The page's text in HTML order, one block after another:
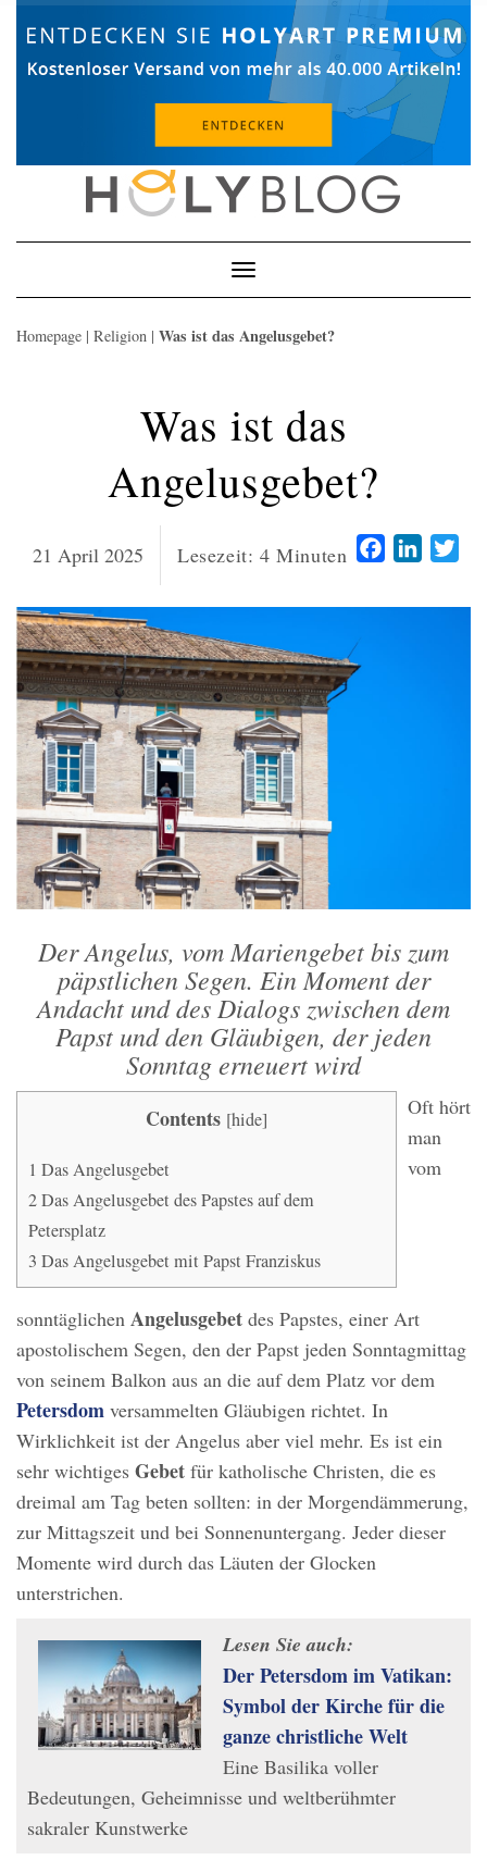
Toggle
Navigation
Homepage | Religion | Was ist das Angelusgebet?
Was ist das
Angelusgebet?
21 April 2025 Lesezeit: 4 Minuten Facebook
Der Angelus, vom Mariengebet bis zum
päpstlichen Segen. Ein Moment der
Andacht und des Dialogs zwischen dem
Papst und den Gläubigen, der jeden
Sonntag erneuert wird
Contents [hide]
1 Das Angelusgebet
2Das Angelusgebet des Papstes auf dem
Petersplatz
3 Das Angelusgebet mit Papst Franziskus
Oft hört
man
vom
sonntäglichen Angelusgebet des Papstes, einer Art
apostolischem Segen, den der Papst jeden Sonntagmittag
von seinem Balkon aus an die auf dem Platz vor dem
Petersdom versammelten Gläubigen richtet. In
Wirklichkeit ist der Angelus aber viel mehr. Es ist ein
sehr wichtiges Gebet für katholische Christen, die es
dreimal am Tag beten sollten: in der Morgendämmerung,
zur Mittagszeit und bei Sonnenuntergang. Jeder dieser
Momente wird durch das Läuten der Glocken
unterstrichen.
Lesen Sie auch:
Der Petersdom im Vatikan:
Symbol der Kirche für die
ganze christliche Welt
Eine Basilika voller
Bedeutungen, Geheimnisse und weltberühmter
sakraler Kunstwerke